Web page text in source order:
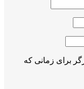
برای زمانی که